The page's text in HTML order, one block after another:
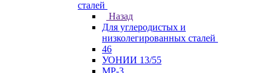
сталей
Назад
Для углеродистых и
низколегированных сталей
46
УОНИИ 13/55
МР-3